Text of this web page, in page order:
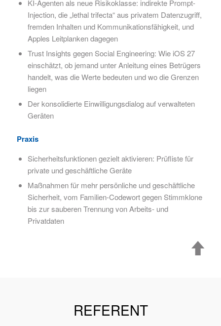
KI-Agenten als neue Risikoklasse: indirekte Prompt-
Injection, die „lethal trifecta“ aus privatem Datenzugriff,
fremden Inhalten und Kommunikationsfähigkeit, und
Apples Leitplanken dagegen
Trust Insights gegen Social Engineering: Wie iOS 27
einschätzt, ob jemand unter Anleitung eines Betrügers
handelt, was die Werte bedeuten und wo die Grenzen
liegen
Der konsolidierte Einwilligungsdialog auf verwalteten
Geräten
Praxis
Sicherheitsfunktionen gezielt aktivieren: Prüfliste für
private und geschäftliche Geräte
Maßnahmen für mehr persönliche und geschäftliche
Sicherheit, vom Familien-Codewort gegen Stimmklone
bis zur sauberen Trennung von Arbeits- und
Privatdaten
REFERENT